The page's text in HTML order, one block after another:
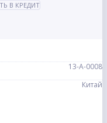
В КРЕДИТ
13-А-0008
Китай